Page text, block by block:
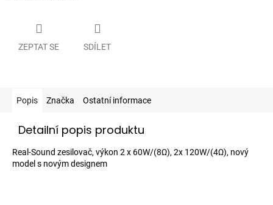
ZEPTAT SE SDÍLET
Popis Značka Ostatní informace
Detailní popis produktu
Real-Sound zesilovač, výkon 2 x 60W/(8Ω), 2x 120W/(4Ω), nový
model s novým designem